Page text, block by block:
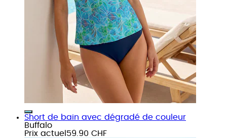
Short de bain avec dégradé de couleur
Buffalo
Prix actuel 59.90 CHF